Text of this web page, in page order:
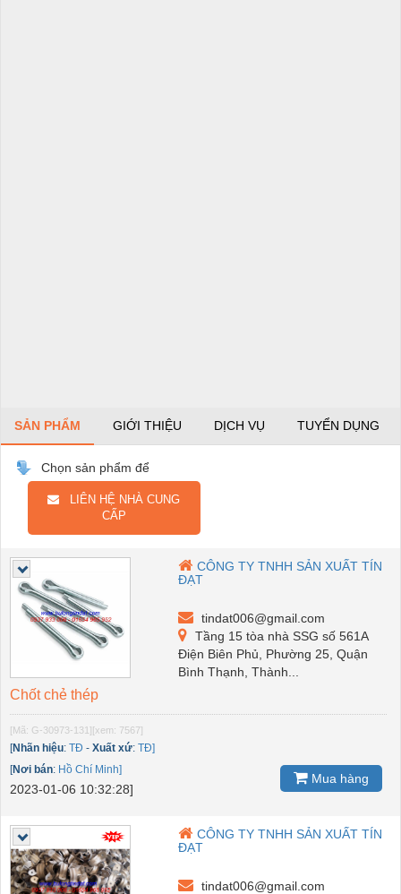
SẢN PHẨM GIỚI THIỆU DỊCH VỤ TUYỂN DỤNG
Chọn sản phẩm để
LIÊN HỆ NHÀ CUNG
CẤP
CÔNG TY TNHH SẢN XUẤT TÍN
ĐẠT
tindat006@gmail.com
Tầng 15 tòa nhà SSG số 561A
Điện Biên Phủ, Phường 25, Quận
Bình Thạnh, Thành...
Chốt chẻ thép
[Mã: G-30973-131][xem: 7567]
[Nhãn hiệu: TĐ - Xuất xứ: TĐ]
[Nơi bán: Hồ Chí Minh]
2023-01-06 10:32:28]
Mua hàng
CÔNG TY TNHH SẢN XUẤT TÍN
ĐẠT
tindat006@gmail.com